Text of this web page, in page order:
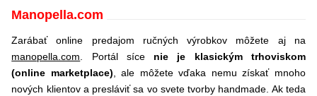
Manopella.com
Zarábať online predajom ručných výrobkov môžete aj na
manopella.com . Portál síce nie je klasickým trhoviskom
(online marketplace) , ale môžete vďaka nemu získať mnoho
nových klientov a presláviť sa vo svete tvorby handmade. Ak teda